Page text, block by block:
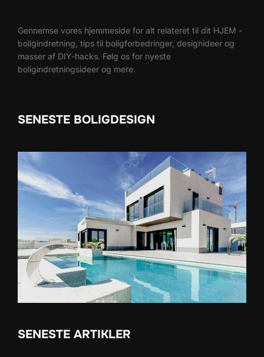
Gennemse vores hjemmeside for alt relateret til dit HJEM -
boligindretning, tips til boligforbedringer, designideer og
masser af DIY-hacks. Følg os for nyeste
boligindretningsideer og mere.
SENESTE BOLIGDESIGN
SENESTE ARTIKLER